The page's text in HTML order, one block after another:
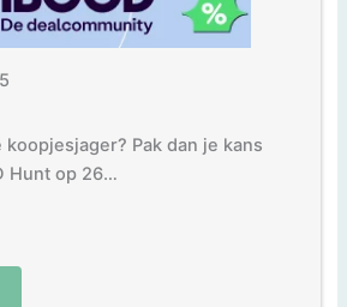
Pak dan je kans
Hunt op 26…